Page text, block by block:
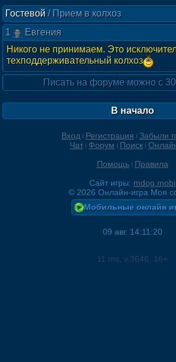
Гостевой / Прием в колхоз
1
Евгения
Никого не принимаем. Это
техподдерживательный колхоз
Писать на форуме можно с
В начало
Вход Регистрация
Забыли
Чат
Форум Поиск
Помощь
Правила
Сайт игры: mdog.mobi
© 2026 Онлайн-игра Моя
Мобильные онлайн
09 авг. 14:11:20
11 ms, v.3646, 16+